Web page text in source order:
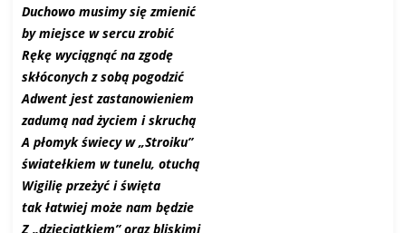
Duchowo musimy się zmienić
by miejsce w sercu zrobić
Rękę wyciągnąć na zgodę
skłóconych z sobą pogodzić
Adwent jest zastanowieniem
zadumą nad życiem i skruchą
A płomyk świecy w „Stroiku”
światełkiem w tunelu, otuchą
Wigilię przeżyć i święta
tak łatwiej może nam będzie
Z „dzieciątkiem” oraz bliskimi